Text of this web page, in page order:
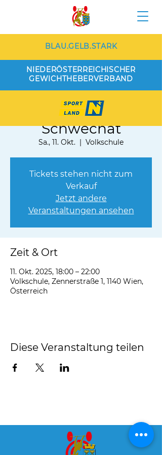
BLAU.GELB.STARK
NIEDERÖSTERREICHISCHER
GEWICHTHEBERVERBAND
Eiche Wien vs.
Schwechat
Sa., 11. Okt.
  |
Volkschule
Tickets stehen nicht zum
Verkauf
Jetzt andere
Veranstaltungen ansehen
Zeit & Ort
11. Okt. 2025, 18:00 – 22:00
Volkschule, Zennerstraße 1, 1140 Wien,
Österreich
Diese Veranstaltung teilen